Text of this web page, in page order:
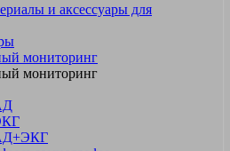
и аксессуары для
мониторинг
мониторинг